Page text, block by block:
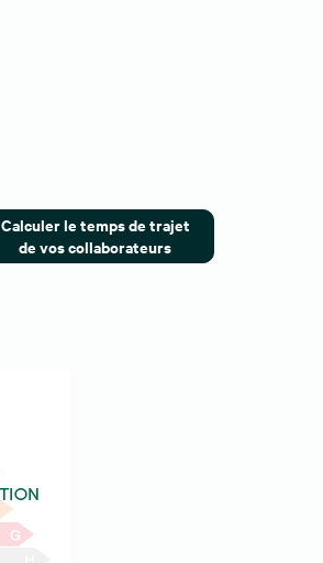
Calculer le temps de trajet
de vos collaborateurs